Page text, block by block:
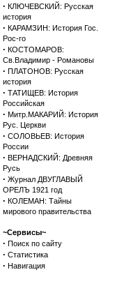
· КЛЮЧЕВСКИЙ: Русская
история
· КАРАМЗИН: История Гос.
Рос-го
· КОСТОМАРОВ:
Св.Владимир - Романовы
· ПЛАТОНОВ: Русская
история
· ТАТИЩЕВ: История
Российская
· Митр.МАКАРИЙ: История
Рус. Церкви
· СОЛОВЬЕВ: История
России
· ВЕРНАДСКИЙ: Древняя
Русь
· Журнал ДВУГЛАВЫЙ
ОРЕЛЪ 1921 год
· КОЛЕМАН: Тайны
мирового правительства
~Сервисы~
· Поиск по сайту
· Статистика
· Навигация